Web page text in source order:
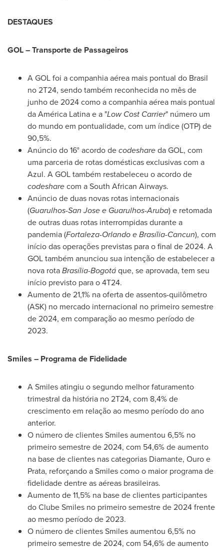
DESTAQUES
GOL – Transporte de Passageiros
A GOL foi a companhia aérea mais pontual do Brasil
no 2T24, sendo também reconhecida no mês de
junho de 2024 como a companhia aérea mais pontual
da América Latina e a "Low Cost Carrier" número um
do mundo em pontualidade, com um índice (OTP) de
90,5%.
Anúncio do 16° acordo decodeshareda GOL, com
uma parceria de rotas domésticas exclusivas com a
Azul. A GOL também restabeleceu o acordo de
codesharecom a South African Airways.
Anúncio de duas novas rotas internacionais
(Guarulhos-San Jose e Guarulhos-Aruba) e retomada
de outras duas rotas interrompidas durante a
pandemia (Fortaleza-Orlandoe Brasília-Cancun), com
início das operações previstas para o final de 2024. A
GOL também anunciou sua intenção de estabelecer a
nova rotaBrasília-Bogotáque, se aprovada, tem seu
início previsto para o 4T24.
Aumento de 21,1% na oferta de assentos-quilômetro
(ASK) no mercado internacional no primeiro semestre
de 2024, em comparação ao mesmo período de
2023.
Smiles – Programa de Fidelidade
A Smiles atingiu o segundo melhor faturamento
trimestral da história no 2T24, com 8,4% de
crescimento em relação ao mesmo período do ano
anterior.
O número de clientes Smiles aumentou 6,5% no
primeiro semestre de 2024, com 54,6% de aumento
na base de clientes nas categorias Diamante, Ouro e
Prata, reforçando a Smiles como o maior programa de
fidelidade dentre as aéreas brasileiras.
Aumento de 11,5% na base de clientes participantes
do Clube Smiles no primeiro semestre de 2024 frente
ao mesmo período de 2023.
O número de clientes Smiles aumentou 6,5% no
primeiro semestre de 2024, com 54,6% de aumento